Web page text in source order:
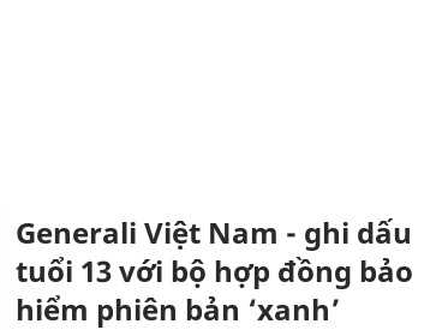
Generali Việt Nam - ghi dấu
tuổi 13 với bộ hợp đồng bảo
hiểm phiên bản ‘xanh’